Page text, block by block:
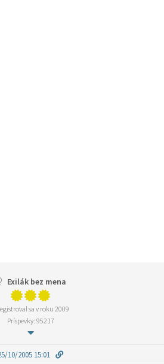
Exilák bez mena
sa v roku 2009
Príspevky: 95217
10/2005 15:01